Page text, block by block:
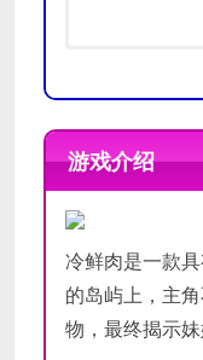
游戏介绍
冷鲜肉是一款
的岛屿上，主
物，最终揭示妹